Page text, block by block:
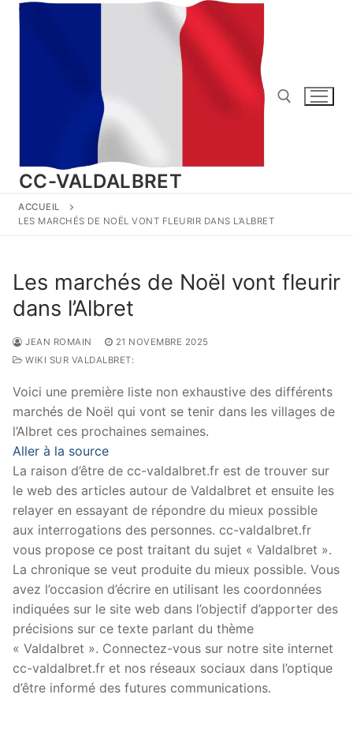
Aller
CC-VALDALBRET
ACCUEIL
LES MARCHÉS DE NOËL VONT FLEURIR DANS L’ALBRET
Les marchés de Noël vont fleurir
dans l’Albret
JEAN ROMAIN
21 NOVEMBRE 2025
WIKI SUR VALDALBRET:
Voici une première liste non exhaustive des différents
marchés de Noël qui vont se tenir dans les villages de
l’Albret ces prochaines semaines.
Aller à la source
La raison d’être de cc-valdalbret.fr est de trouver sur
le web des articles autour de Valdalbret et ensuite les
relayer en essayant de répondre du mieux possible
aux interrogations des personnes. cc-valdalbret.fr
vous propose ce post traitant du sujet « Valdalbret ».
La chronique se veut produite du mieux possible. Vous
avez l’occasion d’écrire en utilisant les coordonnées
indiquées sur le site web dans l’objectif d’apporter des
précisions sur ce texte parlant du thème
« Valdalbret ». Connectez-vous sur notre site internet
cc-valdalbret.fr et nos réseaux sociaux dans l’optique
d’être informé des futures communications.